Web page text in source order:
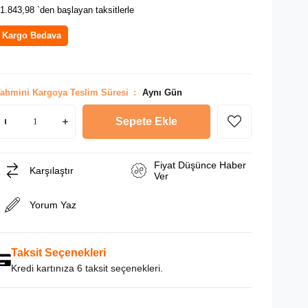
`den başlayan taksitlerle
Kargo Bedava
Kargoya Teslim Süresi : Aynı Gün
Karşılaştır
Fiyat Düşünce Haber
Ver
Yorum Yaz
Taksit Seçenekleri
Kredi kartınıza 6 taksit seçenekleri.